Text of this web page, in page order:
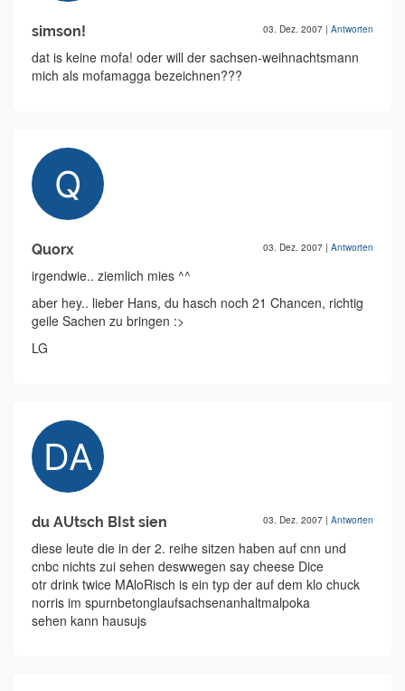
simson! 03. Dez. 2007 | Antworten
dat is keine mofa! oder will der sachsen-weihnachtsmann
mich als mofamagga bezeichnen???
Quorx 03. Dez. 2007 | Antworten
irgendwie.. ziemlich mies ^^
aber hey.. lieber Hans, du hasch noch 21 Chancen, richtig
geile Sachen zu bringen :>
LG
du AUtsch BIst sien 03. Dez. 2007 | Antworten
diese leute die in der 2. reihe sitzen haben auf cnn und
cnbc nichts zui sehen deswwegen say cheese Dice
otr drink twice MAloRisch is ein typ der auf dem klo chuck
norris im spurnbetonglaufsachsenanhaltmalpoka
sehen kann hausujs